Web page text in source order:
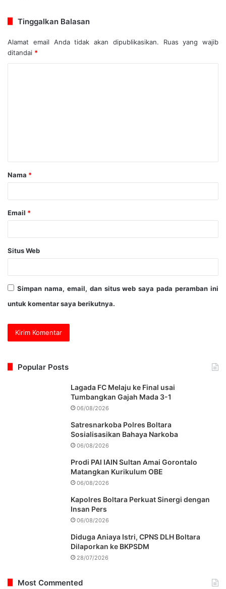
Tinggalkan Balasan
Alamat email Anda tidak akan dipublikasikan.
Ruas yang wajib
ditandai *
Nama *
Email *
Situs Web
Simpan nama, email, dan situs web saya pada peramban ini
untuk komentar saya berikutnya.
Popular Posts
Lagada FC Melaju ke Final usai
Tumbangkan Gajah Mada 3-1
06/08/2026
Satresnarkoba Polres Boltara
Sosialisasikan Bahaya Narkoba
06/08/2026
Prodi PAI IAIN Sultan Amai Gorontalo
Matangkan Kurikulum OBE
06/08/2026
Kapolres Boltara Perkuat Sinergi dengan
Insan Pers
06/08/2026
Diduga Aniaya Istri, CPNS DLH Boltara
Dilaporkan ke BKPSDM
28/07/2026
Most Commented